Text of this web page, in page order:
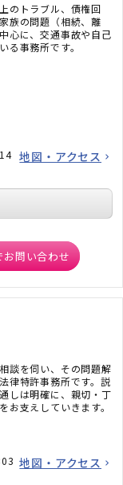
のトラブル、債権回
族の問題（相続、離
心に、交通事故や自己
る事務所です。
地図・アクセス
お問い合わせ
談を伺い、その問題解
律特許事務所です。説
しは明確に、親切・丁
お支えしていきます。
地図・アクセス